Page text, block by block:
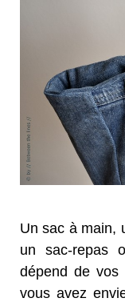
Un sac à main,
un sac-repas
dépend de vos
vous avez